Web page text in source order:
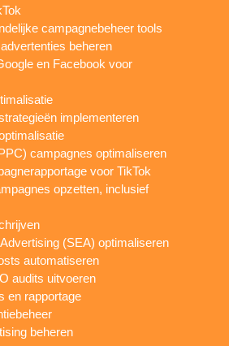
campagnebeheer tools
beheren
en Facebook voor
implementeren
campagnes optimaliseren
voor TikTok
opzetten, inclusief
(SEA) optimaliseren
automatiseren
audits uitvoeren
en rapportage
beheren